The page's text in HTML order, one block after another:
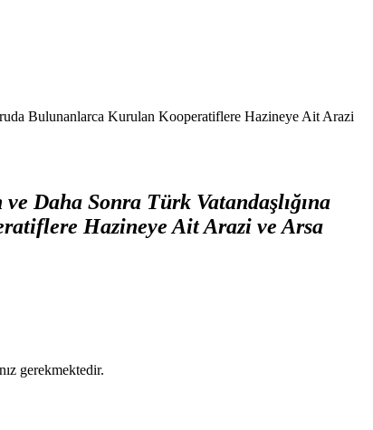
Bulunanlarca Kurulan Kooperatiflere Hazineye Ait Arazi
Daha Sonra Türk Vatandaşlığına
Hazineye Ait Arazi ve Arsa
gerekmektedir.